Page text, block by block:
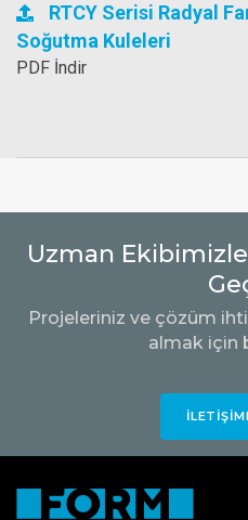
RTCY Serisi Radyal
Soğutma Kuleleri
PDF İndir
Uzman
Projeleriniz ve çözüm
almak için